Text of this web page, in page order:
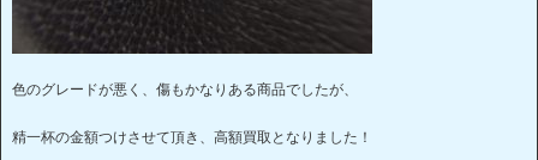
色のグレードが悪く、傷もかなりある商品でしたが、
精一杯の金額つけさせて頂き、高額買取となりました！